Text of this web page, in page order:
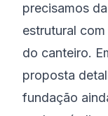
precisamos
estrutural
do canteiro.
proposta
fundação